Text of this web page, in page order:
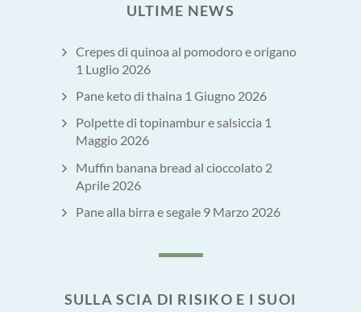
ULTIME NEWS
Crepes di quinoa al pomodoro e origano
1 Luglio 2026
Pane keto di thaina 1 Giugno 2026
Polpette di topinambur e salsiccia 1
Maggio 2026
Muffin banana bread al cioccolato 2
Aprile 2026
Pane alla birra e segale 9 Marzo 2026
SULLA SCIA DI RISIKO E I SUOI